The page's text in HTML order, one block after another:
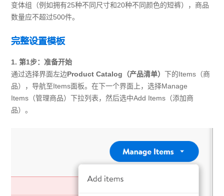
变体组（例如拥有25种不同尺寸和20种不同颜色的短裤），商品
数量应不超过500件。
完整设置模板
1. 第1步：准备开始
通过选择界面左边Product Catalog（产品清单）下的Items（商
品），导航至Items面板。在下一个界面上，选择Manage
Items（管理商品）下拉列表，然后选中Add Items（添加商
品）。